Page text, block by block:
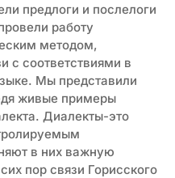
предлоги и послелоги
работу
методом,
с соответствиями в
Мы представили
живые примеры
Диалекты-это
в них важную
пор связи Горисского